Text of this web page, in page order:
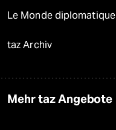
Le Monde diplomatique
taz Archiv
Mehr taz Angebote